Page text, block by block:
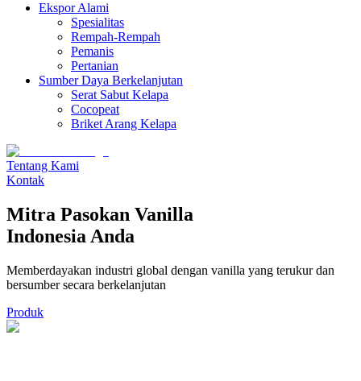
Ekspor Alami
Spesialitas
Rempah-Rempah
Pemanis
Pertanian
Sumber Daya Berkelanjutan
Serat Sabut Kelapa
Cocopeat
Briket Arang Kelapa
Tentang Kami
Kontak
Mitra Pasokan Vanilla
Indonesia Anda
Memberdayakan industri global dengan vanilla yang terukur dan
bersumber secara berkelanjutan
Produk